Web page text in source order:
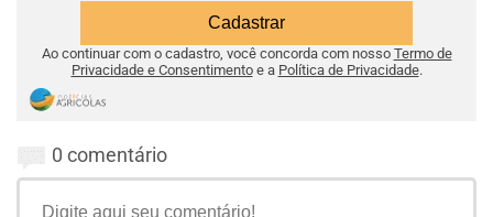
Ao continuar com o cadastro, você concorda com nosso Termo de
Privacidade e Consentimentoe a Política de Privacidade.
0 comentário